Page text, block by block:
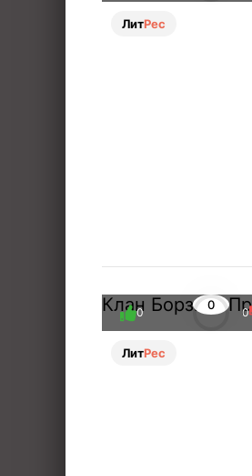
ЛитРес
Клан Борзых:
ЛитРес
0
0 0